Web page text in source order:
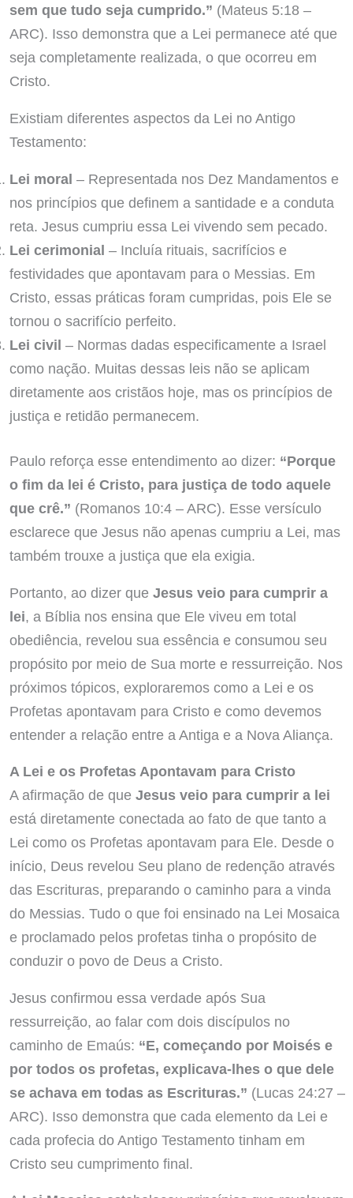
sem que tudo seja cumprido.” (Mateus 5:18 –
ARC). Isso demonstra que a Lei permanece até que
seja completamente realizada, o que ocorreu em
Cristo.
Existiam diferentes aspectos da Lei no Antigo
Testamento:
Lei moral – Representada nos Dez Mandamentos e
nos princípios que definem a santidade e a conduta
reta. Jesus cumpriu essa Lei vivendo sem pecado.
Lei cerimonial – Incluía rituais, sacrifícios e
festividades que apontavam para o Messias. Em
Cristo, essas práticas foram cumpridas, pois Ele se
tornou o sacrifício perfeito.
Lei civil – Normas dadas especificamente a Israel
como nação. Muitas dessas leis não se aplicam
diretamente aos cristãos hoje, mas os princípios de
justiça e retidão permanecem.
Paulo reforça esse entendimento ao dizer: “Porque
o fim da lei é Cristo, para justiça de todo aquele
que crê.” (Romanos 10:4 – ARC). Esse versículo
esclarece que Jesus não apenas cumpriu a Lei, mas
também trouxe a justiça que ela exigia.
Portanto, ao dizer que Jesus veio para cumprir a
lei, a Bíblia nos ensina que Ele viveu em total
obediência, revelou sua essência e consumou seu
propósito por meio de Sua morte e ressurreição. Nos
próximos tópicos, exploraremos como a Lei e os
Profetas apontavam para Cristo e como devemos
entender a relação entre a Antiga e a Nova Aliança.
A Lei e os Profetas Apontavam para Cristo
A afirmação de que Jesus veio para cumprir a lei
está diretamente conectada ao fato de que tanto a
Lei como os Profetas apontavam para Ele. Desde o
início, Deus revelou Seu plano de redenção através
das Escrituras, preparando o caminho para a vinda
do Messias. Tudo o que foi ensinado na Lei Mosaica
e proclamado pelos profetas tinha o propósito de
conduzir o povo de Deus a Cristo.
Jesus confirmou essa verdade após Sua
ressurreição, ao falar com dois discípulos no
caminho de Emaús: “E, começando por Moisés e
por todos os profetas, explicava-lhes o que dele
se achava em todas as Escrituras.” (Lucas 24:27 –
ARC). Isso demonstra que cada elemento da Lei e
cada profecia do Antigo Testamento tinham em
Cristo seu cumprimento final.